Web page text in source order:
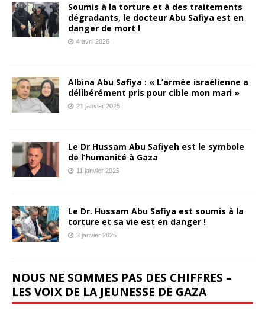
Soumis à la torture et à des traitements
dégradants, le docteur Abu Safiya est en
danger de mort !
4 avril 2026
Albina Abu Safiya : « L’armée israélienne a
délibérément pris pour cible mon mari »
21 janvier 2025
Le Dr Hussam Abu Safiyeh est le symbole
de l’humanité à Gaza
11 janvier 2025
Le Dr. Hussam Abu Safiya est soumis à la
torture et sa vie est en danger !
3 janvier 2025
NOUS NE SOMMES PAS DES CHIFFRES –
LES VOIX DE LA JEUNESSE DE GAZA